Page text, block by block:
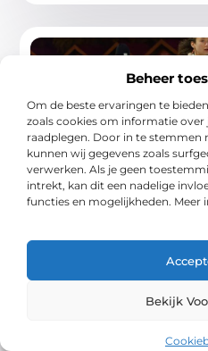
Beheer
Om de beste ervaringen te
zoals cookies om informatie over
raadplegen. Door in te stemmen
kunnen wij gegevens zoals
verwerken. Als je geen
intrekt, kan dit een nadelige
functies en mogelijkheden. Meer
Bekijk
Ontdek de winterse
winterseizoen te vieren dan de